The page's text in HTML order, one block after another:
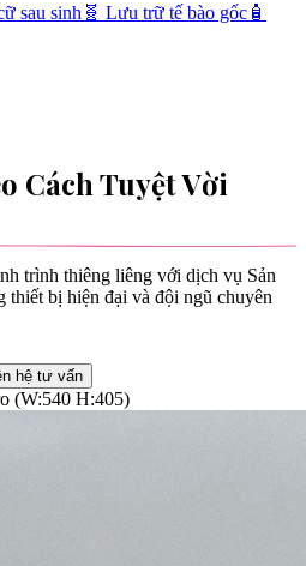
sau sinh 🧬 Lưu trữ tế bào gốc 🧴
Cách Tuyệt Vời
trình thiêng liêng với dịch vụ Sản
thiết bị hiện đại và đội ngũ chuyên
hệ tư vấn
(W:540 H:405)